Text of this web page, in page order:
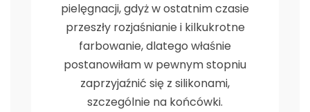
pielęgnacji, gdyż w ostatnim czasie
przeszły rozjaśnianie i kilkukrotne
farbowanie, dlatego właśnie
postanowiłam w pewnym stopniu
zaprzyjaźnić się z silikonami,
szczególnie na końcówki.